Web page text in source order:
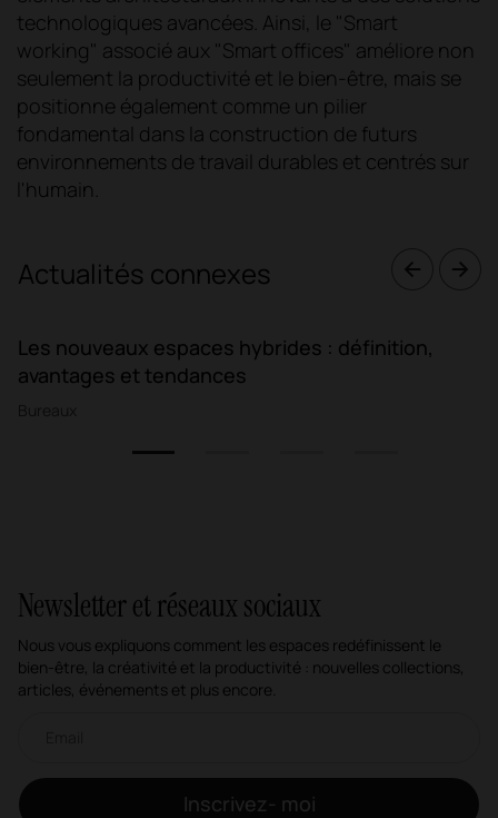
technologiques avancées. Ainsi, le "Smart
working" associé aux "Smart offices" améliore non
seulement la productivité et le bien-être, mais se
positionne également comme un pilier
fondamental dans la construction de futurs
environnements de travail durables et centrés sur
l'humain.
Actualités connexes
Les nouveaux espaces hybrides : définition,
avantages et tendances
Newsletter et réseaux sociaux
Nous vous expliquons comment les espaces redéfinissent le
bien-être, la créativité et la productivité : nouvelles collections,
articles, événements et plus encore.
Inscrivez- moi